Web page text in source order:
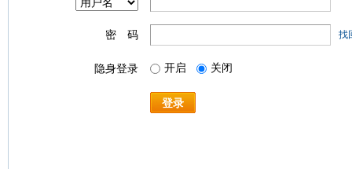
密 码 找
隐身登录 开启 关闭
登录